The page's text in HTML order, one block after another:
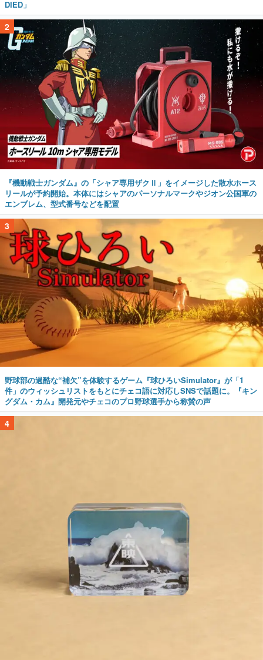
DIED」
2
『機動戦士ガンダム』の「シャア専用ザクⅡ」をイメージした散水ホース
リールが予約開始。本体にはシャアのパーソナルマークやジオン公国軍の
エンブレム、型式番号などを配置
3
野球部の過酷な“補欠”を体験するゲーム『球ひろいSimulator』が「1
件」のウィッシュリストをもとにチェコ語に対応しSNSで話題に。『キン
グダム・カム』開発元やチェコのプロ野球選手から称賛の声
4